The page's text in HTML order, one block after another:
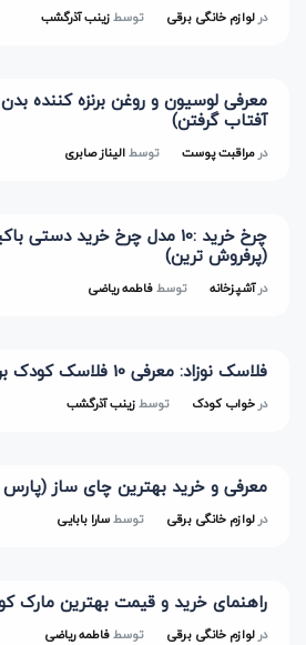
درلوازم خانگی برقی توسطزینب آذرگشب
معرفی لوسیون و روغن برنزه کننده
آفتاب گرفتن)
درمراقبت پوست توسطالیناز صابری
چرخ خرید :10 مدل چرخ خرید
(پرفروش ترین)
درآشپزخانه توسطفاطمه ریاضی
فلاسک نوزاد: معرفی 10 فلاسک کودک برتر برای نوزادان
درخواب کودک توسطزینب آذرگشب
معرفی و خرید بهترین چای ساز
درلوازم خانگی برقی توسطسارا بابایی
راهنمای خرید و قیمت بهترین مارک
درلوازم خانگی برقی توسطفاطمه ریاضی